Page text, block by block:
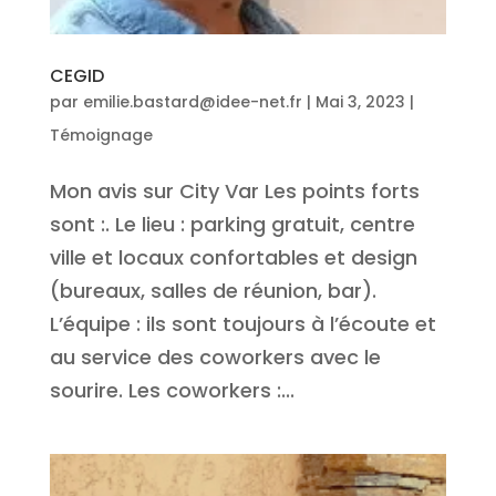
CEGID
par emilie.bastard@idee-net.fr | Mai 3, 2023 |
Témoignage
Mon avis sur City Var Les points forts
sont :. Le lieu : parking gratuit, centre
ville et locaux confortables et design
(bureaux, salles de réunion, bar).
L’équipe : ils sont toujours à l’écoute et
au service des coworkers avec le
sourire. Les coworkers :...